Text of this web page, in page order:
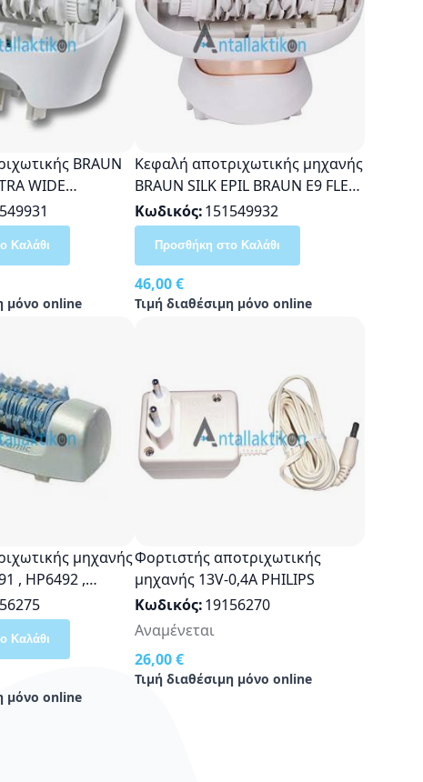
BRAUN
81533164
μόνο online
Καλάθι
Κεφαλή αποτριχωτικής μηχανής
BRAUN SILK EPIL BRAUN E9 FLEX
Original 201.81719648
Κωδικός 151549932
46,00 €
Τιμή διαθέσιμη μόνο online
Προσθήκη στο Καλάθι
μηχανής
, HP6492 ,
HP6502,
420303553870
μόνο online
Καλάθι
Φορτιστής αποτριχωτικής
μηχανής 13V-0,4A PHILIPS
Κωδικός 19156270
26,00 €
Τιμή διαθέσιμη μόνο online
Αναμένεται